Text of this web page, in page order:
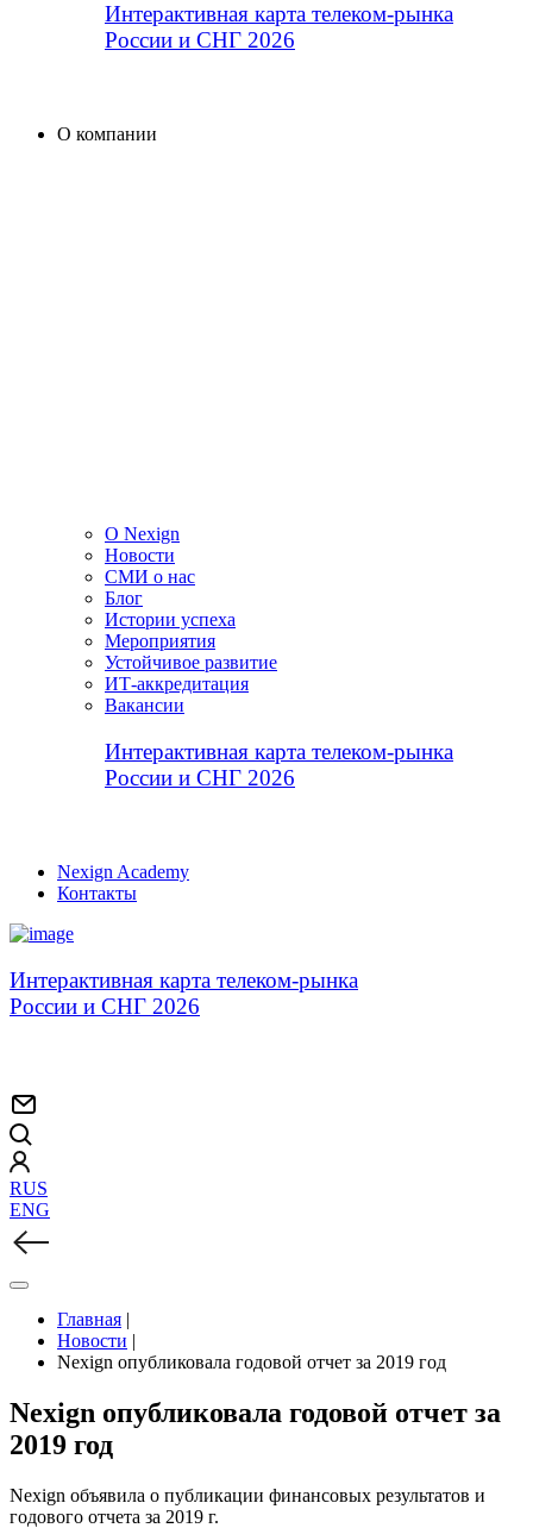
Интерактивная карта телеком-рынка
России и СНГ 2026
О компании
О Nexign
Новости
СМИ о нас
Блог
Истории успеха
Мероприятия
Устойчивое развитие
ИТ-аккредитация
Вакансии
Интерактивная карта телеком-рынка
России и СНГ 2026
Nexign Academy
Контакты
Интерактивная карта телеком-рынка
России и СНГ 2026
RUS
ENG
Главная |
Новости |
Nexign опубликовала годовой отчет за 2019 год
Nexign опубликовала годовой отчет за
2019 год
Nexign объявила о публикации финансовых результатов и
годового отчета за 2019 г.